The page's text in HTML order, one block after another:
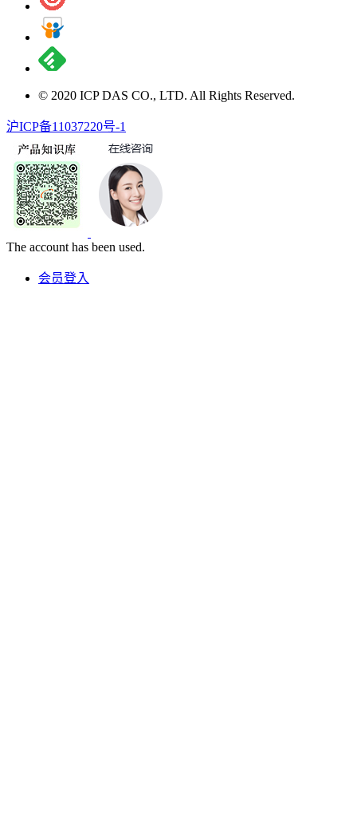
© 2020 ICP DAS CO., LTD. All Rights Reserved.
沪ICP备11037220号-1
The account has been used.
会员登入